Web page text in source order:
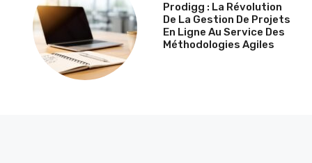
Prodigg : La Révolution
De La Gestion De Projets
En Ligne Au Service Des
Méthodologies Agiles